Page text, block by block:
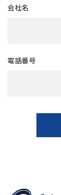
会社名
電話番号